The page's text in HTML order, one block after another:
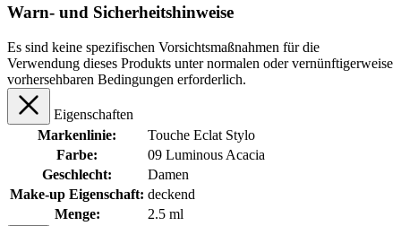
Warn- und Sicherheitshinweise
Es sind keine spezifischen Vorsichtsmaßnahmen für die
Verwendung dieses Produkts unter normalen oder vernünftigerweise
vorhersehbaren Bedingungen erforderlich.
Eigenschaften
Markenlinie:
Touche Eclat Stylo
Farbe:
09 Luminous Acacia
Geschlecht:
Damen
Make-up Eigenschaft: deckend
Menge:
2.5 ml